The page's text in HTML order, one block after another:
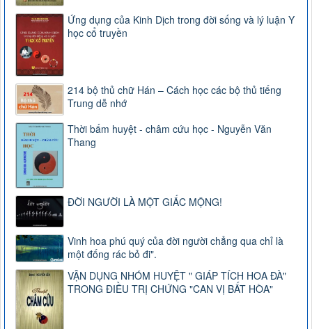
Ứng dụng của Kinh Dịch trong đời sống và lý luận Y
học cổ truyền
214 bộ thủ chữ Hán – Cách học các bộ thủ tiếng
Trung dễ nhớ
Thời bấm huyệt - châm cứu học - Nguyễn Văn
Thang
ĐỜI NGƯỜI LÀ MỘT GIẤC MỘNG!
Vinh hoa phú quý của đời người chẳng qua chỉ là
một đống rác bỏ đi".
VẬN DỤNG NHÓM HUYỆT " GIÁP TÍCH HOA ĐÀ"
TRONG ĐIỀU TRỊ CHỨNG "CAN VỊ BẤT HÒA"